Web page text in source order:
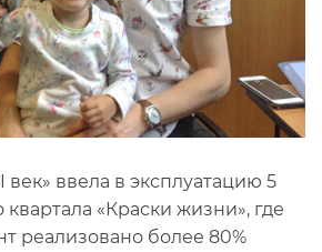
ввела в эксплуатацию 5
«Краски жизни», где
реализовано более 80%